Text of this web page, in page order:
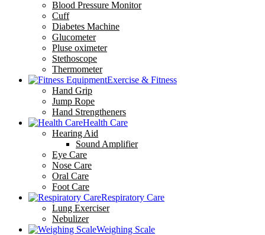
Blood Pressure Monitor
Cuff
Diabetes Machine
Glucometer
Pluse oximeter
Stethoscope
Thermometer
Exercise & Fitness
Hand Grip
Jump Rope
Hand Strengtheners
Health Care
Hearing Aid
Sound Amplifier
Eye Care
Nose Care
Oral Care
Foot Care
Respiratory Care
Lung Exerciser
Nebulizer
Weighing Scale